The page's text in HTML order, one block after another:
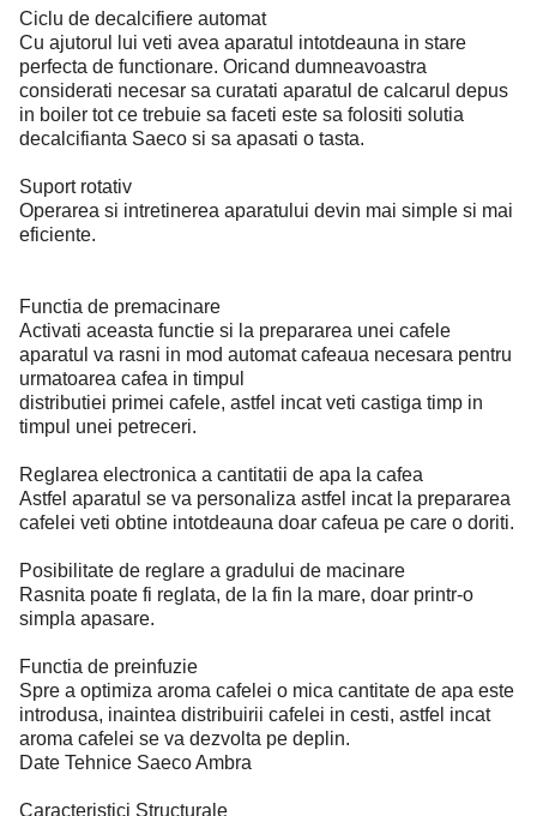
Ciclu de decalcifiere automat
Cu ajutorul lui veti avea aparatul intotdeauna in stare
perfecta de functionare. Oricand dumneavoastra
considerati necesar sa curatati aparatul de calcarul depus
in boiler tot ce trebuie sa faceti este sa folositi solutia
decalcifianta Saeco si sa apasati o tasta.
Suport rotativ
Operarea si intretinerea aparatului devin mai simple si mai
eficiente.
Functia de premacinare
Activati aceasta functie si la prepararea unei cafele
aparatul va rasni in mod automat cafeaua necesara pentru
urmatoarea cafea in timpul
distributiei primei cafele, astfel incat veti castiga timp in
timpul unei petreceri.
Reglarea electronica a cantitatii de apa la cafea
Astfel aparatul se va personaliza astfel incat la prepararea
cafelei veti obtine intotdeauna doar cafeua pe care o doriti.
Posibilitate de reglare a gradului de macinare
Rasnita poate fi reglata, de la fin la mare, doar printr-o
simpla apasare.
Functia de preinfuzie
Spre a optimiza aroma cafelei o mica cantitate de apa este
introdusa, inaintea distribuirii cafelei in cesti, astfel incat
aroma cafelei se va dezvolta pe deplin.
Date Tehnice Saeco Ambra
Caracteristici Structurale